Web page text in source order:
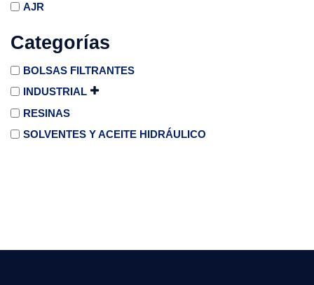
AJR
Categorías
BOLSAS FILTRANTES
INDUSTRIAL
RESINAS
SOLVENTES Y ACEITE HIDRÁULICO